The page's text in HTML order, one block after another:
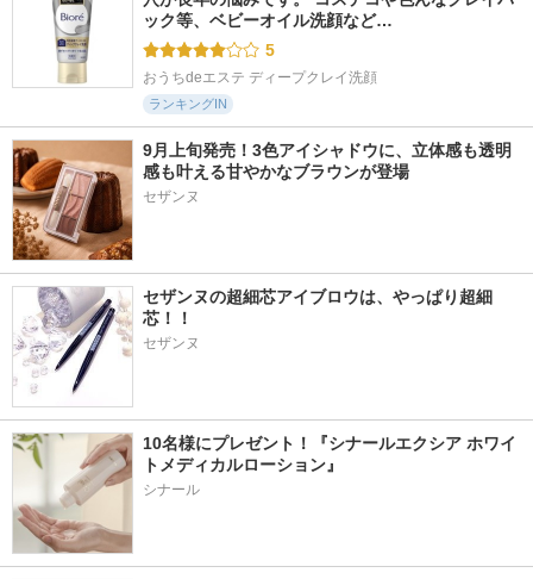
ック等、ベビーオイル洗顔など…
5
おうちdeエステ ディープクレイ洗顔
ランキングIN
9月上旬発売！3色アイシャドウに、立体感も透明
感も叶える甘やかなブラウンが登場
セザンヌの超細芯アイブロウは、やっぱり超細
芯！！
セザンヌ
10名様にプレゼント！『シナールエクシア ホワイ
トメディカルローション』
シナール